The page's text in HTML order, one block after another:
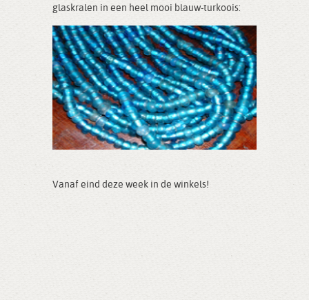
glaskralen in een heel mooi blauw-turkoois:
Vanaf eind deze week in de winkels!